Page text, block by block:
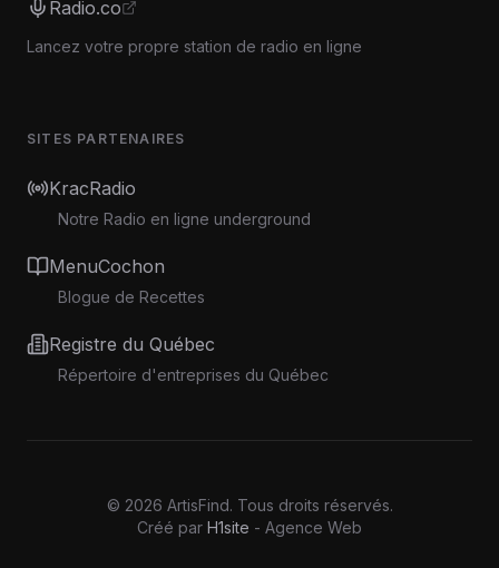
Radio.co
Lancez votre propre station de radio en ligne
SITES PARTENAIRES
KracRadio
Notre Radio en ligne underground
MenuCochon
Blogue de Recettes
Registre du Québec
Répertoire d'entreprises du Québec
© 2026 ArtisFind. Tous droits réservés.
Créé par H1site - Agence Web